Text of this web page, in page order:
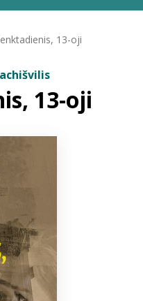
+370 667 80 541
13-oji
13-oji